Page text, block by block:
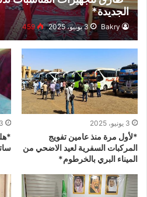
الجديدة*
Bakry 3 يونيو، 2025 459
3 يونيو، 2025
*لأول مرة منذ عامين تفويج
المركبات السفرية لعيد الاضحي من
الميناء البري بالخرطوم*
3 يونيو، 2025